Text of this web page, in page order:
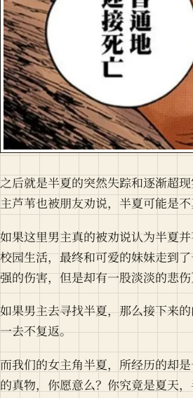
之后就是半夏的突然失踪和逐渐超
主芦苇也被朋友劝说，半夏可能是不
如果这里男主真的被劝说认为半夏
校园生活，最终和可爱的妹妹走到
强的伤害，但是却有一股淡淡的悲
如果男主去寻找半夏，那么接下来
一去不复返。
而我们的女主角半夏，所经历的却
的真物，你愿意么？你究竟是夏天，